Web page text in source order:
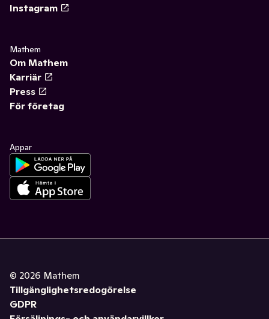
Instagram
Mathem
Om Mathem
Karriär
Press
För företag
Appar
© 2026 Mathem
Tillgänglighetsredogörelse
GDPR